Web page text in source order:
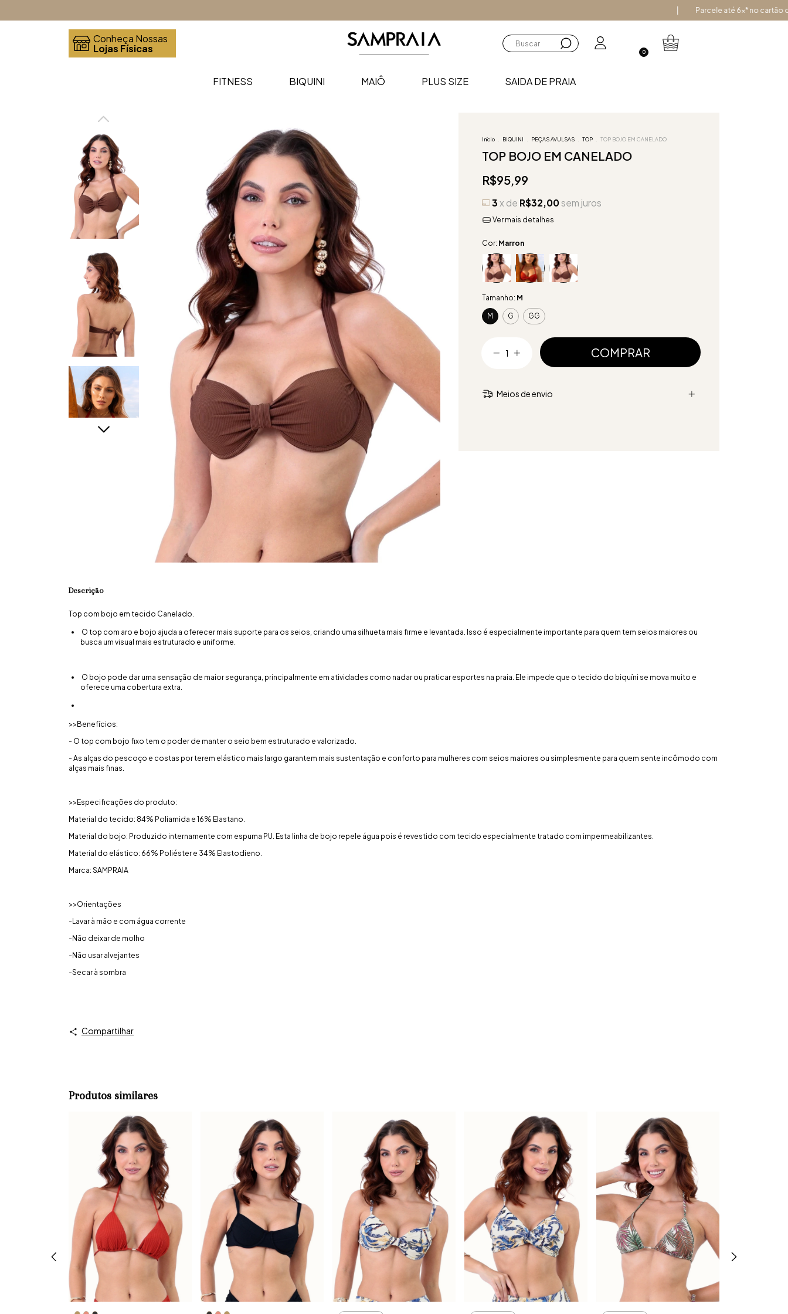
Parcele até 6x* no cartão ou 3x
Conheça Nossas
Lojas Físicas
0
FITNESS BIQUINI MAIÔ PLUS SIZE SAIDA DE PRAIA
Início BIQUINI PEÇAS AVULSAS TOP TOP BOJO EM CANELADO
TOP BOJO EM CANELADO
R$95,99
3x de R$32,00sem juros
Ver mais detalhes
Cor: Marron
Tamanho: M
M G GG
Meios de envio
Descrição
Top com bojo em tecido Canelado.
O top com aro e bojo ajuda a oferecer mais suporte para os seios, criando uma silhueta mais firme e levantada. Isso é especialmente importante para quem tem seios maiores ou
busca um visual mais estruturado e uniforme.
O bojo pode dar uma sensação de maior segurança, principalmente em atividades como nadar ou praticar esportes na praia. Ele impede que o tecido do biquíni se mova muito e
oferece uma cobertura extra.
>>Benefícios:
- O top com bojo fixo tem o poder de manter o seio bem estruturado e valorizado.
- As alças do pescoço e costas por terem elástico mais largo garantem mais sustentação e conforto para mulheres com seios maiores ou simplesmente para quem sente incômodo com
alças mais finas.
>>Especificações do produto:
Material do tecido: 84% Poliamida e 16% Elastano.
Material do bojo: Produzido internamente com espuma PU. Esta linha de bojo repele água pois é revestido com tecido especialmente tratado com impermeabilizantes.
Material do elástico: 66% Poliéster e 34% Elastodieno.
Marca: SAMPRAIA
>>Orientações
-Lavar à mão e com água corrente
-Não deixar de molho
-Não usar alvejantes
-Secar à sombra
Compartilhar
Produtos similares